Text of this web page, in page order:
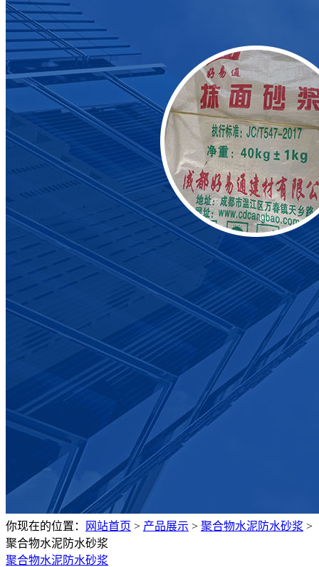
你现在的位置： 网站首页 > 产品展示 > 聚合物水泥防水砂浆 >
聚合物水泥防水砂浆
聚合物水泥防水砂浆